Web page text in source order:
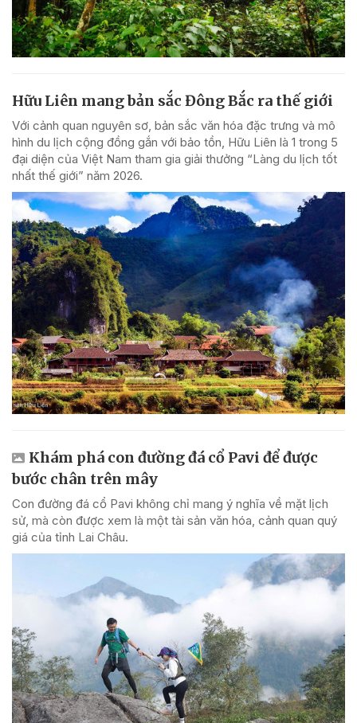
Hữu Liên mang bản sắc Đông Bắc ra thế giới
Với cảnh quan nguyên sơ, bản sắc văn hóa đặc trưng và mô
hình du lịch cộng đồng gắn với bảo tồn, Hữu Liên là 1 trong 5
đại diện của Việt Nam tham gia giải thưởng “Làng du lịch tốt
nhất thế giới” năm 2026.
Khám phá con đường đá cổ Pavi để được
bước chân trên mây
Con đường đá cổ Pavi không chỉ mang ý nghĩa về mặt lịch
sử, mà còn được xem là một tài sản văn hóa, cảnh quan quý
giá của tỉnh Lai Châu.